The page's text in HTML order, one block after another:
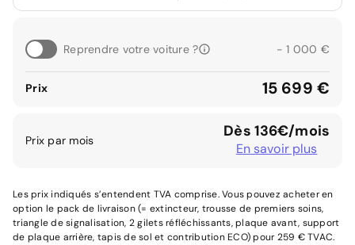
Reprendre votre voiture ? - 1 000 €
Prix 15 699 €
Prix par mois Dès 136€/mois
En savoir plus
Les prix indiqués s’entendent TVA comprise. Vous pouvez acheter en
option le pack de livraison (= extincteur, trousse de premiers soins,
triangle de signalisation, 2 gilets réfléchissants, plaque avant, support
de plaque arrière, tapis de sol et contribution ECO) pour 259 € TVAC.